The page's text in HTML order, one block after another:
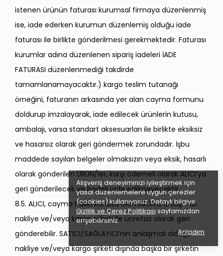
Alışveriş deneyiminizi iyileştirmek için
yasal düzenlemelere uygun çerezler
(cookies) kullanıyoruz. Detaylı bilgiye
Gizlilik ve Çerez Politikası sayfamızdan
erişebilirsiniz.
Anladım
istenen ürünün faturası kurumsal firmaya düzenlenmiş
ise, iade ederken kurumun düzenlemiş olduğu iade
faturası ile birlikte gönderilmesi gerekmektedir. Faturası
kurumlar adına düzenlenen sipariş iadeleri İADE
FATURASI düzenlenmediği takdirde
tamamlanamayacaktır.) kargo teslim tutanağı
örneğini, faturanın arkasında yer alan cayma formunu
doldurup imzalayarak, iade edilecek ürünlerin kutusu,
ambalajı, varsa standart aksesuarları ile birlikte eksiksiz
ve hasarsız olarak geri göndermek zorundadır. İşbu
maddede sayılan belgeler olmaksızın veya eksik, hasarlı
olarak gönderilen ÜRÜN/ler, karşı ödemeli olarak ALICI’ya
geri gönderilecek ve bedeli iade edilmeyecektir.
8.5. ALICI, cayma hakkı konusu olan ÜRÜN’ü anlaşmalı
nakliye ve/veya kargo şirketi ile ücretsiz olarak geri
gönderebilir. SATICI/SAĞLAYICI’nın anlaşmalı olduğu
nakliye ve/veya kargo şirketi dışında başka bir şirketin